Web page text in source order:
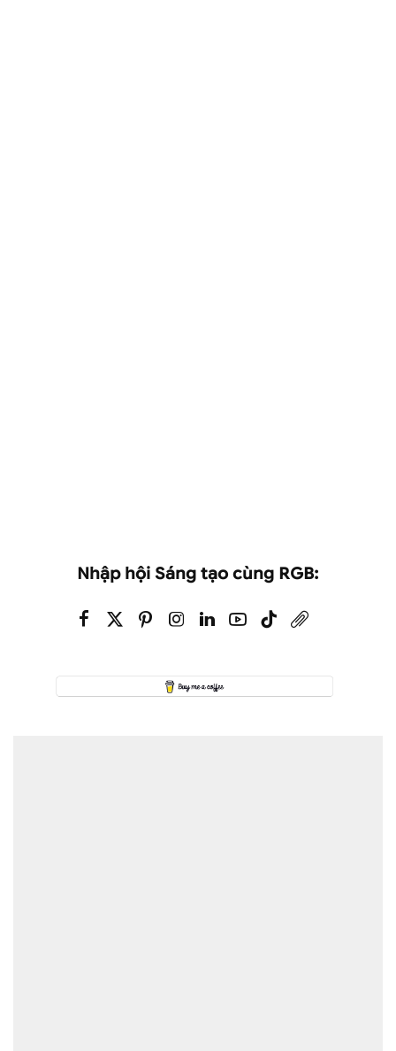
Nhập hội Sáng tạo cùng RGB: